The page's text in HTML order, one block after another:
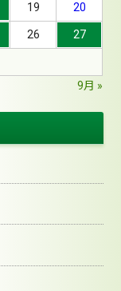
19 20
26 27
9月 »